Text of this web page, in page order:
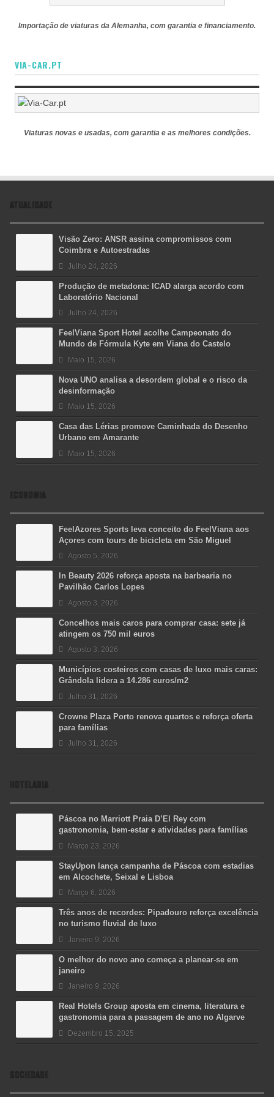
Importação de viaturas da Alemanha, com garantia e financiamento.
VIA-CAR.PT
Viaturas novas e usadas, com garantia e as melhores condições.
ATUALIDADE
Visão Zero: ANSR assina compromissos com
Coimbra e Autoestradas
Julho 24, 2026
Produção de metadona: ICAD alarga acordo com
Laboratório Nacional
Julho 24, 2026
FeelViana Sport Hotel acolhe Campeonato do
Mundo de Fórmula Kyte em Viana do Castelo
Maio 15, 2026
Nova UNO analisa a desordem global e o risco da
desinformação
Maio 15, 2026
Casa das Lérias promove Caminhada do Desenho
Urbano em Amarante
Maio 15, 2026
ECONOMIA
FeelAzores Sports leva conceito do FeelViana aos
Açores com tours de bicicleta em São Miguel
Agosto 5, 2026
In Beauty 2026 reforça aposta na barbearia no
Pavilhão Carlos Lopes
Agosto 3, 2026
Concelhos mais caros para comprar casa: sete já
atingem os 750 mil euros
Agosto 3, 2026
Municípios costeiros com casas de luxo mais caras:
Grândola lidera a 14.286 euros/m2
Julho 31, 2026
Crowne Plaza Porto renova quartos e reforça oferta
para famílias
Julho 31, 2026
HOTELARIA
Páscoa no Marriott Praia D’El Rey com
gastronomia, bem-estar e atividades para famílias
Março 23, 2026
StayUpon lança campanha de Páscoa com estadias
em Alcochete, Seixal e Lisboa
Março 6, 2026
Três anos de recordes: Pipadouro reforça excelência
no turismo fluvial de luxo
Janeiro 9, 2026
O melhor do novo ano começa a planear-se em
janeiro
Janeiro 9, 2026
Real Hotels Group aposta em cinema, literatura e
gastronomia para a passagem de ano no Algarve
Dezembro 15, 2025
SOCIEDADE